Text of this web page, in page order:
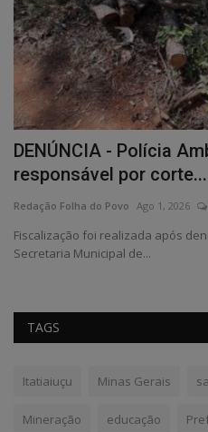
DENÚNCIA - Polícia
responsável por corte...
Redação Folha do Povo Ago 1, 2026
Fiscalização foi realizada após
Secretaria Municipal de...
TAGS
Itatiaiuçu Minas Gerais
Mineração educação